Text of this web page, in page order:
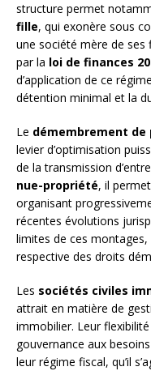
structure permet
fille, qui exonère sous
une société mère de
par la loi de finances
d’application de ce
détention minimal et la
Le démembrement de
levier d’optimisation
de la transmission
nue-propriété, il
organisant
récentes évolutions
limites de ces
respective des droits
Les sociétés civiles
attrait en matière de
immobilier. Leur
gouvernance aux
leur régime fiscal, qu’il